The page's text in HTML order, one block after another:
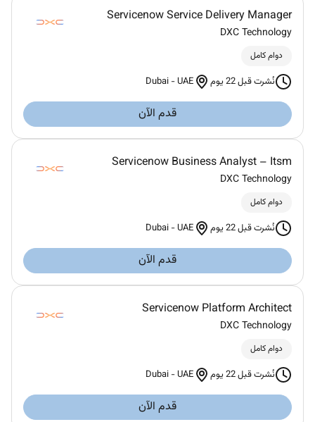
Servicenow Service Delivery Manager
DXC Technology
دوام كامل
نُشرت قبل 22 يوم Dubai -UAE
قدم الآن
Servicenow Business Analyst – Itsm
DXC Technology
دوام كامل
نُشرت قبل 22 يوم Dubai -UAE
قدم الآن
Servicenow Platform Architect
DXC Technology
دوام كامل
نُشرت قبل 22 يوم Dubai -UAE
قدم الآن